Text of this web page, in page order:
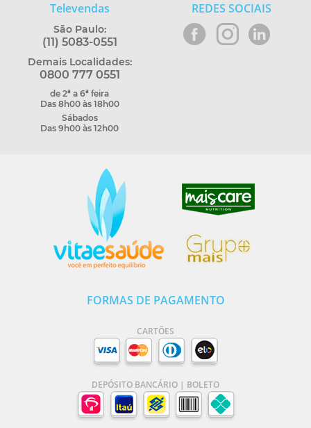
Televendas
São Paulo:
(11) 5083-0551
Demais Localidades:
0800 777 0551
de 2ª a 6ª feira
Das 8h00 às 18h00
Sábados
Das 9h00 às 12h00
REDES SOCIAIS
FORMAS DE PAGAMENTO
CARTÕES
DEPÓSITO BANCÁRIO | BOLETO